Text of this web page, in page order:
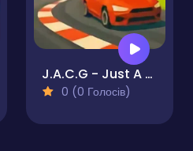
J.A.C.G - Just A Car Game
0 (0 Голосів)